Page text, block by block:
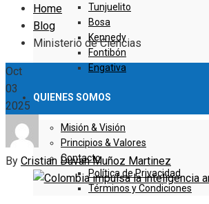
Tunjuelito
Bosa
Kennedy
Fontibón
Engativa
QUIENES SOMOS
Misión & Visión
Principios & Valores
Contacto
Política de Privacidad
Términos y Condiciones
Home
Blog
Ministerio de Ciencias
Oct
03
2025
By Cristian Duvan Muñoz Martinez